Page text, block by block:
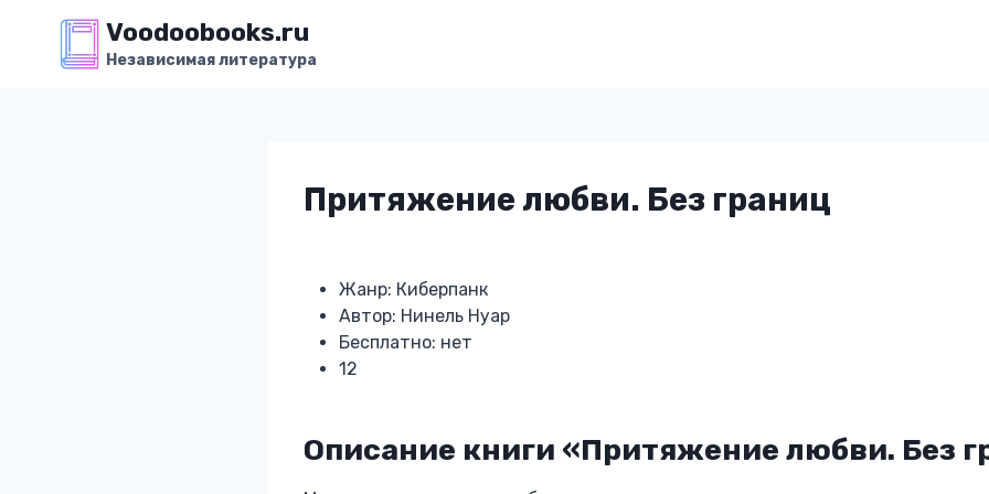
содержимому
Voodoobooks.ru
Независимая литература
Притяжение любви. Без границ
Жанр: Киберпанк
Автор: Нинель Нуар
Бесплатно: нет
12
Описание книги «Притяжение любви. Без